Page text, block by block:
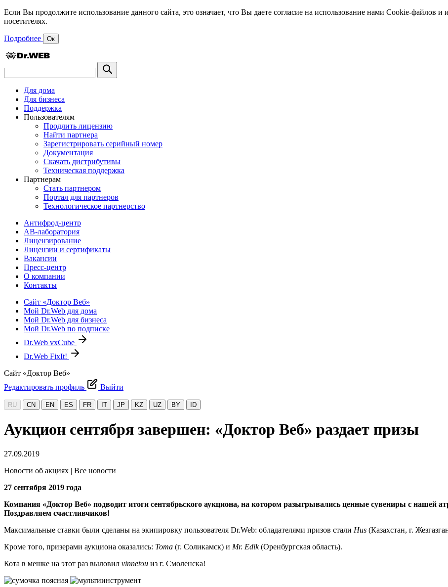
Если Вы продолжите использование данного сайта, это означает, что Вы даете согласие на использование нами Cookie-файлов
посетителях.
Подробнее Ок
Для дома
Для бизнеса
Поддержка
Пользователям
Продлить лицензию
Найти партнера
Зарегистрировать серийный номер
Документация
Скачать дистрибутивы
Техническая поддержка
Партнерам
Стать партнером
Портал для партнеров
Технологическое партнерство
Антифрод-центр
АВ-лаборатория
Лицензирование
Лицензии и сертификаты
Вакансии
Пресс-центр
О компании
Контакты
Сайт «Доктор Веб»
Мой Dr.Web для дома
Мой Dr.Web для бизнеса
Мой Dr.Web по подписке
Dr.Web vxCube
Dr.Web FixIt!
Сайт «Доктор Веб»
Редактировать профиль
Выйти
RU CN EN ES FR IT JP KZ UZ BY ID
Аукцион сентября завершен: «Доктор Веб» раздает призы
27.09.2019
Новости об акциях | Все новости
27 сентября 2019 года
Компания «Доктор Веб» подводит итоги сентябрьского аукциона, на котором разыгрывались ценные сувениры с нашей
Поздравляем счастливчиков!
Максимальные ставки были сделаны на экипировку пользователя Dr.Web: обладателями призов стали Hus (Казахстан, г.
Кроме того, призерами аукциона оказались: Toma (г. Соликамск) и Mr. Edik(Оренбургская область).
Кота в мешке на этот раз выловил vinnetou из г. Смоленска!